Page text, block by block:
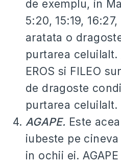
de exemplu, in
5:20, 15:19,
aratata o
purtarea celuilalt.
EROS si FILEO
de dragoste
purtarea celuilalt.
AGAPE. Este
iubeste pe
in ochii ei.